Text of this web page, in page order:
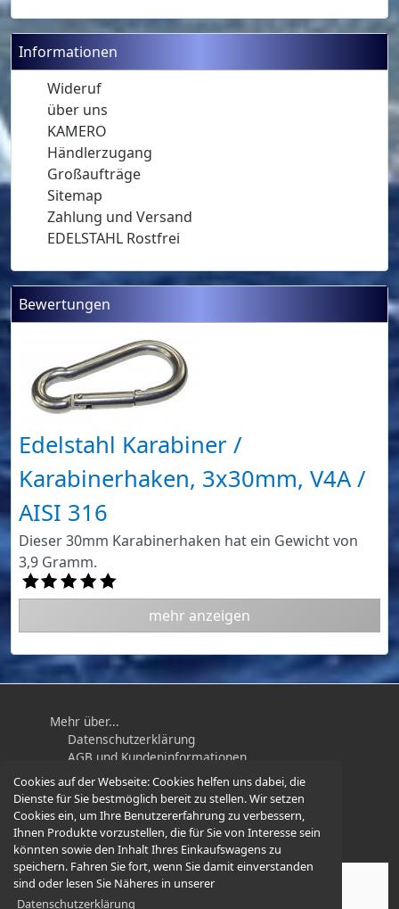
Cookies auf der Webseite:Cookies helfen uns dabei, die
Dienste für Sie bestmöglich bereit zu stellen. Wir setzen
Cookies ein, um Ihre Benutzererfahrung zu verbessern,
Ihnen Produkte vorzustellen, die für Sie von Interesse sein
könnten sowie den Inhalt Ihres Einkaufswagens zu
speichern. Fahren Sie fort, wenn Sie damit einverstanden
sind oder lesen Sie Näheres in unserer
Datenschutzerklärung
Informationen
Wideruf
über uns
KAMERO
Händlerzugang
Großaufträge
Sitemap
Zahlung und Versand
EDELSTAHL Rostfrei
Bewertungen
Edelstahl Karabiner /
Karabinerhaken, 3x30mm, V4A /
AISI 316
Dieser 30mm Karabinerhaken hat ein Gewicht von
3,9 Gramm.
mehr anzeigen
Mehr über...
Datenschutzerklärung
AGB und Kundeninformationen
Impressum
Widerrufsbelehrung / Muster-
Widerrufsformular
© 2026 -
Karabiner-und-Mehr.de